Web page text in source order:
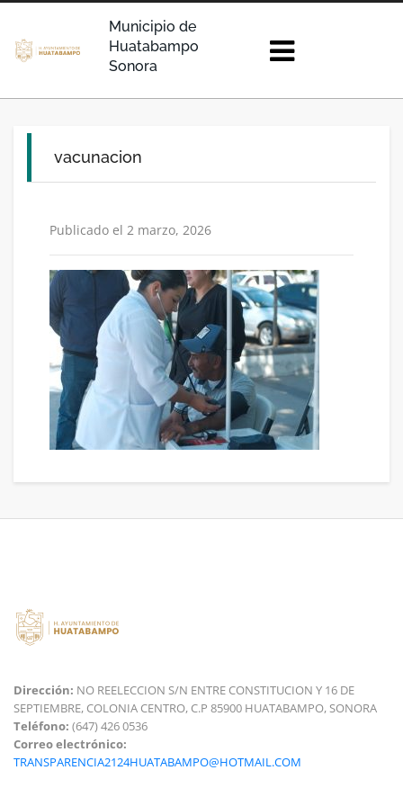
Municipio de
Huatabampo
Sonora
vacunacion
Publicado el 2 marzo, 2026
Dirección: NO REELECCION S/N ENTRE CONSTITUCION Y 16 DE
SEPTIEMBRE, COLONIA CENTRO, C.P 85900 HUATABAMPO, SONORA
Teléfono: (647) 426 0536
Correo electrónico:
TRANSPARENCIA2124HUATABAMPO@HOTMAIL.COM